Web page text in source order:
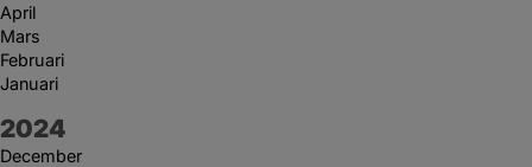
April
Mars
Februari
Januari
År:
2024
December